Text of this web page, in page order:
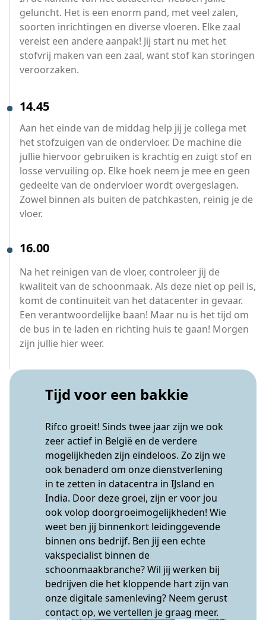
geluncht. Het is een enorm pand, met veel zalen,
soorten inrichtingen en diverse vloeren. Elke zaal
vereist een andere aanpak! Jij start nu met het
stofvrij maken van een zaal, want stof kan storingen
veroorzaken.
14.45
Aan het einde van de middag help jij je collega met
het stofzuigen van de ondervloer. De machine die
jullie hiervoor gebruiken is krachtig en zuigt stof en
losse vervuiling op. Elke hoek neem je mee en geen
gedeelte van de ondervloer wordt overgeslagen.
Zowel binnen als buiten de patchkasten, reinig je de
vloer.
16.00
Na het reinigen van de vloer, controleer jij de
kwaliteit van de schoonmaak. Als deze niet op peil is,
komt de continuïteit van het datacenter in gevaar.
Een verantwoordelijke baan! Maar nu is het tijd om
de bus in te laden en richting huis te gaan! Morgen
zijn jullie hier weer.
Tijd voor een bakkie
Rifco groeit! Sinds twee jaar zijn we ook
zeer actief in België en de verdere
mogelijkheden zijn eindeloos. Zo zijn we
ook benaderd om onze dienstverlening
in te zetten in datacentra in IJsland en
India. Door deze groei, zijn er voor jou
ook volop doorgroeimogelijkheden! Wie
weet ben jij binnenkort leidinggevende
binnen ons bedrijf. Ben jij een echte
vakspecialist binnen de
schoonmaakbranche? Wil jij werken bij
bedrijven die het kloppende hart zijn van
onze digitale samenleving? Neem gerust
contact op, we vertellen je graag meer.